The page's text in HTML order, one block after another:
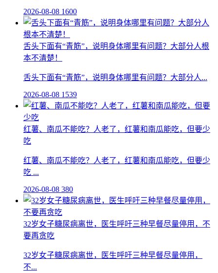
2026-08-08 1600
舌头下面有“青筋”，说明身体哪里有问题？大部分人根
本不清楚！
舌头下面有“青筋”，说明身体哪里有问题？大部分人...
2026-08-08 1539
红薯、南瓜不能吃？人老了，红薯和南瓜能吃，但要少
吃
红薯、南瓜不能吃？人老了，红薯和南瓜能吃，但要少
吃 ...
2026-08-08 380
32岁女子糖尿病离世，医生呼吁三种早餐尽量停用，不
要再贪吃
32岁女子糖尿病离世，医生呼吁三种早餐尽量停用，
不...